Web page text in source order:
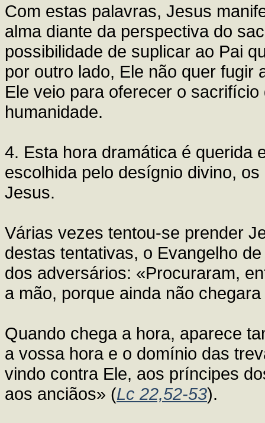
Com estas palavras, Jesus
alma diante da perspectiva do
possibilidade de suplicar ao Pai
por outro lado, Ele não quer fugir
Ele veio para oferecer o
humanidade.
4. Esta hora dramática é querida
escolhida pelo desígnio divino,
Jesus.
Várias vezes tentou-se prender
destas tentativas, o Evangelho
dos adversários: «Procuraram,
a mão, porque ainda não
Quando chega a hora, aparece
a vossa hora e o domínio das
vindo contra Ele, aos príncipes
aos anciãos» (Lc 22,52-53).